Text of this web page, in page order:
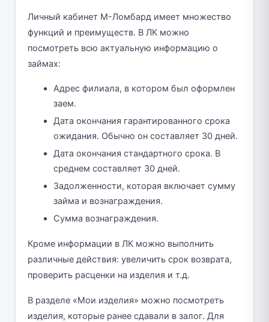
Личный кабинет М-Ломбард имеет множество
функций и преимуществ. В ЛК можно
посмотреть всю актуальную информацию о
займах:
Адрес филиала, в котором был оформлен
заем.
Дата окончания гарантированного срока
ожидания. Обычно он составляет 30 дней.
Дата окончания стандартного срока. В
среднем составляет 30 дней.
Задолженности, которая включает сумму
займа и вознаграждения.
Сумма вознаграждения.
Кроме информации в ЛК можно выполнить
различные действия: увеличить срок возврата,
проверить расценки на изделия и т.д.
В разделе «Мои изделия» можно посмотреть
изделия, которые ранее сдавали в залог. Для